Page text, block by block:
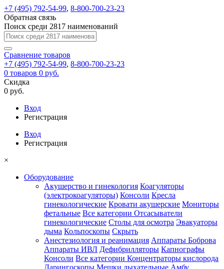
+7 (495) 792-54-99, 8-800-700-23-23
Обратная связь
Поиск среди 2817 наименований
Сравнение товаров
+7 (495) 792-54-99, 8-800-700-23-23
0 товаров 0 руб.
Скидка
0 руб.
Вход
Регистрация
Вход
Регистрация
×
Оборудование
Акушерство и гинекология Коагуляторы
(электрокоагуляторы) Консоли Кресла
гинекологические Кровати акушерские Мониторы
фетальные Все категории Отсасыватели
гинекологические Столы для осмотра Эвакуаторы
дыма Кольпоскопы Скрыть
Анестезиология и реанимация Аппараты Боброва
Аппараты ИВЛ Дефибрилляторы Капнографы
Консоли Все категории Концентраторы кислорода
Ларингоскопы Мешки дыхательные Амбу